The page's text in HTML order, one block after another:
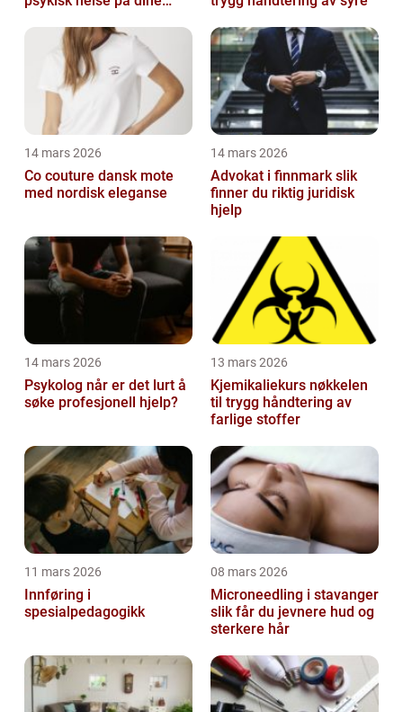
14 mars 2026
Co couture dansk mote
med nordisk eleganse
14 mars 2026
Advokat i finnmark slik
finner du riktig juridisk
hjelp
14 mars 2026
Psykolog når er det lurt å
søke profesjonell hjelp?
13 mars 2026
Kjemikaliekurs nøkkelen
til trygg håndtering av
farlige stoffer
11 mars 2026
Innføring i
spesialpedagogikk
08 mars 2026
Microneedling i stavanger
slik får du jevnere hud og
sterkere hår